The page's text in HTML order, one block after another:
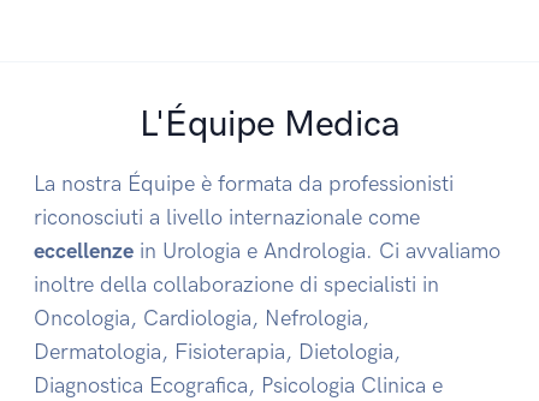
L'Équipe Medica
La nostra Équipe è formata da professionisti
riconosciuti a livello internazionale come
eccellenze in Urologia e Andrologia. Ci avvaliamo
inoltre della collaborazione di specialisti in
Oncologia, Cardiologia, Nefrologia,
Dermatologia, Fisioterapia, Dietologia,
Diagnostica Ecografica, Psicologia Clinica e